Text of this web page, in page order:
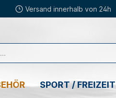
Versand innerhalb von 24h
SPORT / FREIZEIT